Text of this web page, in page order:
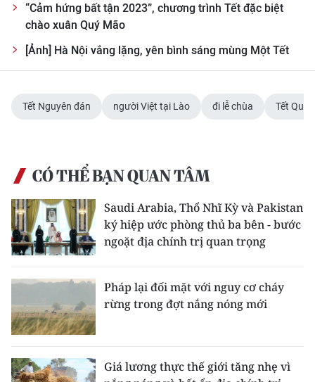
ĐỌC BÁO IN
ENGLISH
中文
РУССКИЙ
ESPAÑOL
한국어
“Cảm hứng bất tận 2023”, chương trình Tết đặc biệt
chào xuân Quý Mão
[Ảnh] Hà Nội vắng lặng, yên bình sáng mùng Một Tết
Tết Nguyên đán người Việt tại Lào đi lễ chùa Tết Quý
CÓ THỂ BẠN QUAN TÂM
Saudi Arabia, Thổ Nhĩ Kỳ và Pakistan
ký hiệp ước phòng thủ ba bên - bước
ngoặt địa chính trị quan trọng
Pháp lại đối mặt với nguy cơ cháy
rừng trong đợt nắng nóng mới
Giá lương thực thế giới tăng nhẹ vì